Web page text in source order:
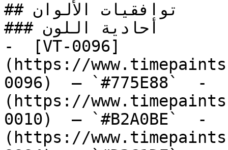
## توافقيات الألوان
### أحادية اللون
-  [VT-0096]
(https://
0096)  — `#775E88`  -
(https://
0010)  — `#B2A0BE`  -
(https://